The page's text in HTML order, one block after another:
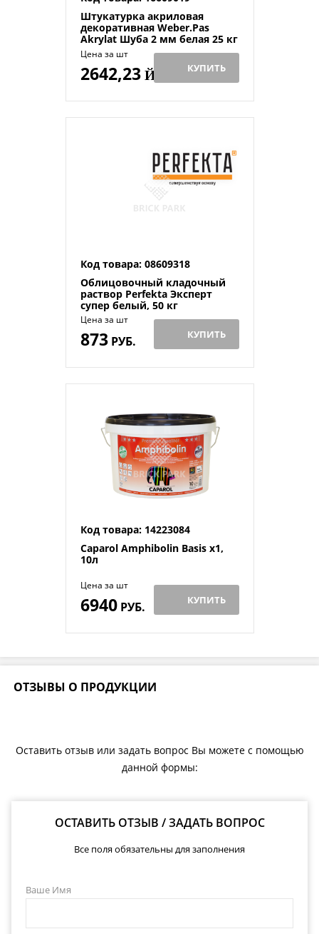
Штукатурка акриловая
декоративная Weber.Pas
Akrylat Шуба 2 мм белая 25 кг
Цена за шт
2642,23Й КУПИТЬ
Код товара: 08609318
Облицовочный кладочный
раствор Perfekta Эксперт
супер белый, 50 кг
Цена за шт
873РУБ. КУПИТЬ
Код товара: 14223084
Caparol Amphibolin Basis x1,
10л
Цена за шт
6940РУБ. КУПИТЬ
ОТЗЫВЫ О ПРОДУКЦИИ
Оставить отзыв или задать вопрос Вы можете с помощью
данной формы:
ОСТАВИТЬ ОТЗЫВ / ЗАДАТЬ ВОПРОС
Все поля обязательны для заполнения
Ваше Имя